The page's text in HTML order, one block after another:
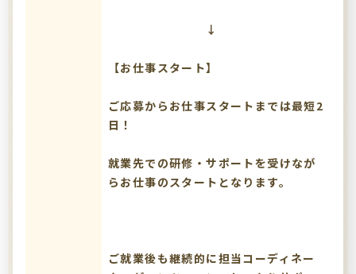
↓
【お仕事スタート】
ご応募からお仕事スタートまでは最短2
日！
就業先での研修・サポートを受けなが
らお仕事のスタートとなります。
ご就業後も継続的に担当コーディネー